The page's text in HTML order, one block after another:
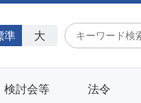
準 大
検討会等 法令